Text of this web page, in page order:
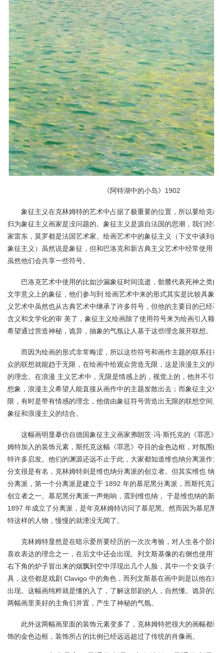
《阿特湖中的小岛》1902
象征主义在克林姆特的艺术中占据了极重要的位置，所以要给克
归为象征主义画家是没问题的。象征主义是源自法国的思潮，我们经
家雷东，莫罗都是法国艺术家。绘画艺术中的象征主义（下文中谈到
象征主义）虽然说是象征，但和巴洛克和新古典主义艺术中经常使用
虽然他们会共享一些符号。
巴洛克艺术中使用的比如沙漏象征时间流逝，骷髅代表死神之类
文学意义上的象征，他们参与到 绘画艺术中来的形式其实是比较具象
义艺术中虽然也从古典艺术中继承了许多符号，但他的主要目的已经
含义和文学化的审 美了，象征主义绘画除了使用符号来为绘画引入额
希望通过营造神秘，诡异，抽象的气氛让人基于这些理念展开联想。
而因为绘画的形式非常晦涩，所以这些符号和画作主题的联系往
众的联想就能趋于无限，在绘画中给观众营造无限，这是浪漫主义的
的理念。在浪漫 主义艺术中，无限是情感上的，视觉上的，他并不引
想象，浪漫主义希望人能直接从画作中的主题发散出去；而象征主义
限，有时是带有情感的理念，他借由象征符号营造出无限的联想空间
象征和浪漫主义的结合。
这幅画明显摹仿自德国象征主义画家弗朗茨·冯·斯托克的《罪恶
姆特加入的装饰元素，斯托克这幅《罪恶》夺目的金色边框，对氛围
特许多启发。他们的渊源还远不止于此，大家都知道维也纳分离派作
分支很是有名，克林姆特则是维也纳分离派的创立者。但其实维也 纳
分离派，第一个分离派是建立于 1892 年的慕尼黑分离派，而斯托克
创立者之一。慕尼黑分离派一声炮响，震到维也纳， 于是维也纳的新
1897 年成立了分离派，是年克林姆特访问了慕尼黑。然而因为慕尼
特这样的人物，慢慢的就湮没无闻了。
克林姆特显然是在暗示爱所要经历的一次次考验，对人生各个阶
喜欢表达的理念之一，在后文中还会出现。列文斯基像的右侧也使用
右下角的炉子冒出来的烟飘到空中浮现出几个人脸，其中一个女孩子
具，这些都是戏剧 Clavigo 中的角色，而列文斯基在画中则是以他在
出现。这幅画纯粹就是懂的入了，了解这部剧的人，自然懂。诡异的
两幅画里美好的主角们并置，产生了神秘的气氛。
此外这两幅画里面的装饰元素变多了，克林姆特把很大的画幅都
饰的金色边框，装饰所占的比例已经远远超过了传统的肖像画。